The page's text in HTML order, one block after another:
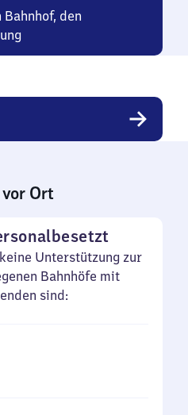
den
Ort
Unterstützung zur
Bahnhöfe mit
sind: